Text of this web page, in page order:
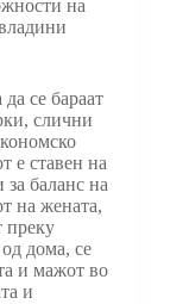
на
се бараат
слични
е ставен на
за баланс на
на жената,
преку
дома, се
и мажот во
и